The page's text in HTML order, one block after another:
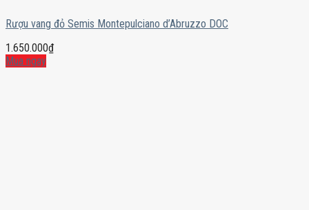
Rượu vang đỏ Semis Montepulciano d’Abruzzo DOC
1.650.000₫
Mua ngay